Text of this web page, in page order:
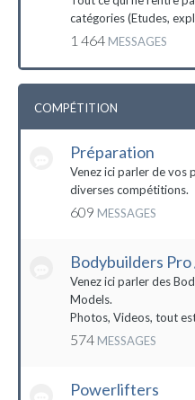
catégories (Etudes,
1 464 MESSAGES
COMPÉTITION
Préparation
Venez ici parler de vos
diverses compétitions.
609 MESSAGES
Bodybuilders
Venez ici parler des
Models.
Photos, Videos, tout
574 MESSAGES
Powerlifters